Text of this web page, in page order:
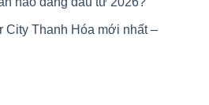
City Thanh Hóa mới nhất –